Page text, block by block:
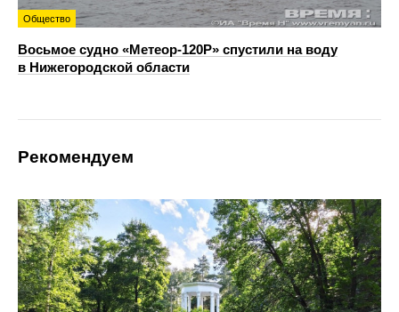
Общество
Восьмое судно «Метеор-120Р» спустили на воду
в Нижегородской области
Рекомендуем